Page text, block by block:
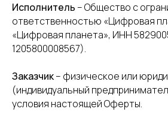
Исполнитель – Общество с
ответственностью «Цифровая
«Цифровая планета», ИНН
1205800008567).
Заказчик– физическое или
(индивидуальный
условия настоящей Оферты.